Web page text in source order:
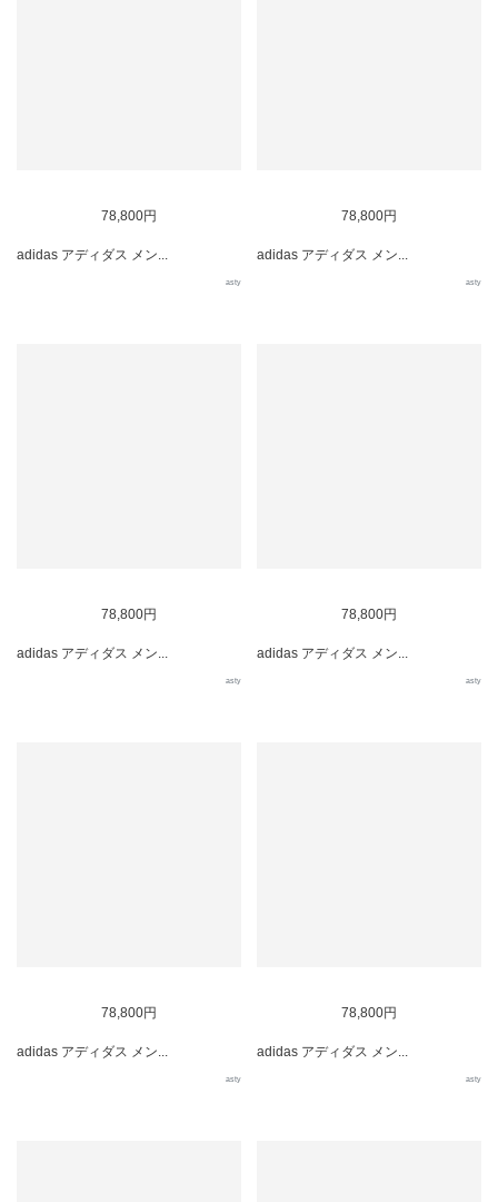
78,800円
adidas アディダス メン...
asty
78,800円
adidas アディダス メン...
asty
78,800円
adidas アディダス メン...
asty
78,800円
adidas アディダス メン...
asty
78,800円
adidas アディダス メン...
asty
78,800円
adidas アディダス メン...
asty